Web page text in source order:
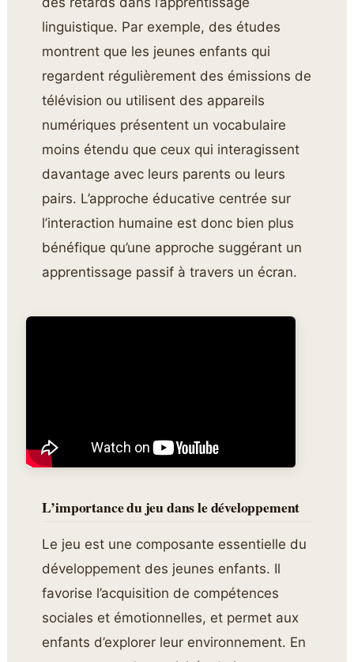
linguistique. Par exemple, des études
montrent que les jeunes enfants qui
regardent régulièrement des émissions de
télévision ou utilisent des appareils
numériques présentent un vocabulaire
moins étendu que ceux qui interagissent
davantage avec leurs parents ou leurs
pairs. L’approche éducative centrée sur
l’interaction humaine est donc bien plus
bénéfique qu’une approche suggérant un
apprentissage passif à travers un écran.
L’importance du jeu dans le développement
Le jeu est une composante essentielle du
développement des jeunes enfants. Il
favorise l’acquisition de compétences
sociales et émotionnelles, et permet aux
enfants d’explorer leur environnement. En